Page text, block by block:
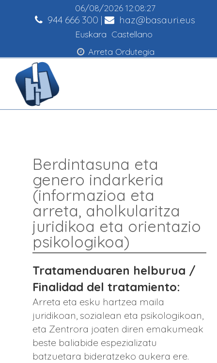
06/08/2026 12:08:27
944 666 300 | haz@basauri.eus
Euskara Castellano
Arreta Ordutegia
Berdintasuna eta
genero indarkeria
(informazioa eta
arreta, aholkularitza
juridikoa eta orientazio
psikologikoa)
Tratamenduaren helburua /
Finalidad del tratamiento:
Arreta eta esku hartzea maila
juridikoan, sozialean eta psikologikoan,
eta Zentrora joaten diren emakumeak
beste baliabide espezializatu
batzuetara bideratzeko aukera ere.